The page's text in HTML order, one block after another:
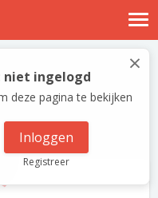
aan
×
niet ingelogd
deze pagina te bekijken
Inloggen
Registreer